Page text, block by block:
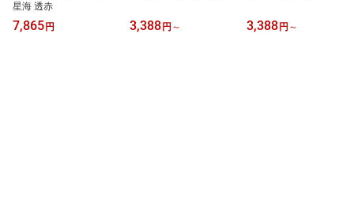
星海 透赤
7,865 円 3,388 円 ～ 3,388 円 ～